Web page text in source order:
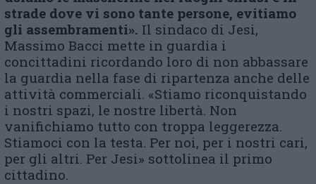
strade dove vi sono tante persone, evitiamo
gli assembramenti». Il sindaco di Jesi,
Massimo Bacci mette in guardia i
concittadini ricordando loro di non abbassare
la guardia nella fase di ripartenza anche delle
attività commerciali. «Stiamo riconquistando
i nostri spazi, le nostre libertà. Non
vanifichiamo tutto con troppa leggerezza.
Stiamoci con la testa. Per noi, per i nostri cari,
per gli altri. Per Jesi» sottolinea il primo
cittadino.